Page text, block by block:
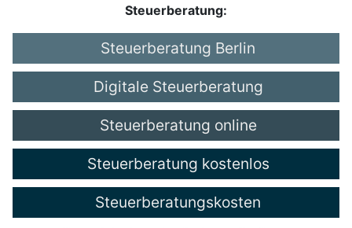
Steuerberatung:
Steuerberatung Berlin
Digitale Steuerberatung
Steuerberatung online
Steuerberatung kostenlos
Steuerberatungskosten